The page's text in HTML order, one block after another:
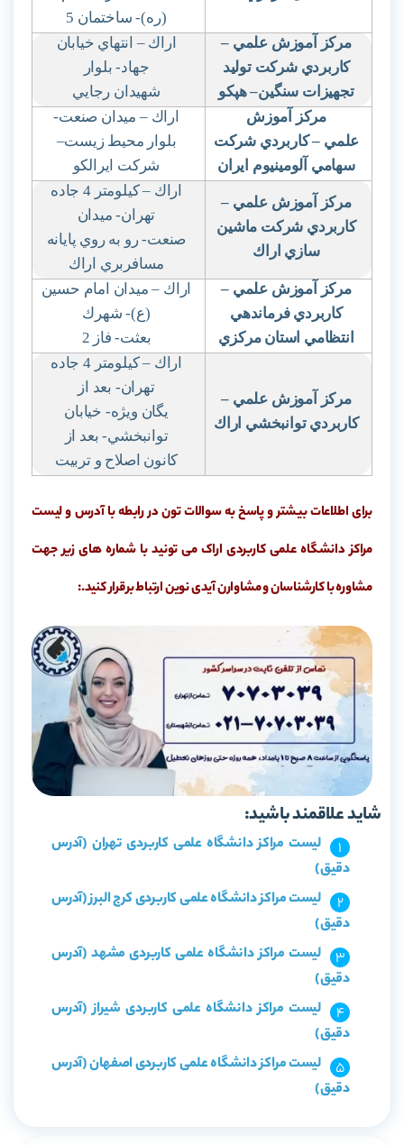
(ره)- ساختمان 5
مركز آموزش علمي –
كاربردي شركت توليد
تجهيزات سنگين–هپكو
اراك – انتهاي خيابان
جهاد- بلوار
شهيدان رجايي
مركز آموزش
علمي –كاربردي شركت
سهامي آلومينيوم ايران
اراك– ميدان صنعت-
بلوار محيط زيست–
شركت ايرالكو
مركز آموزش علمي –
كاربردي شركت ماشين
سازي اراك
اراك – كيلومتر 4 جاده
تهران- ميدان
صنعت- رو به روي پايانه
مسافربري اراك
مركز آموزش علمي –
كاربردي فرماندهي
انتظامي استان مركزي
اراك – ميدان امام حسين
(ع)- شهرك
بعثت- فاز 2
مركز آموزش علمي –
كاربردي توانبخشي اراك
اراك – كيلومتر 4 جاده
تهران- بعد از
يگان ويژه- خيابان
توانبخشي- بعد از
كانون اصلاح و تربيت
برای اطلاعات بیشتر و پاسخ به سوالات تون در رابطه با آدرس و لیست
مراکز دانشگاه علمی کاربردی اراک می تونید با شماره های زیر جهت
مشاوره با کارشناسان و مشاوارن آیدی نوین ارتباط برقرار کنید.:
شاید علاقمند باشید:
لیست مراکز دانشگاه علمی کاربردی تهران (آدرس
دقیق)
لیست مراکز دانشگاه علمی کاربردی کرج البرز (آدرس
دقیق)
لیست مراکز دانشگاه علمی کاربردی مشهد (آدرس
دقیق)
لیست مراکز دانشگاه علمی کاربردی شیراز (آدرس
دقیق)
لیست مراکز دانشگاه علمی کاربردی اصفهان (آدرس
دقیق)